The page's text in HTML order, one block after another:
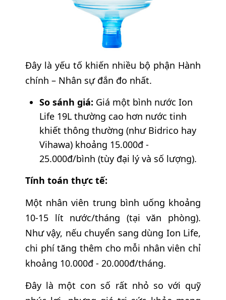
Đây là yếu tố khiến nhiều bộ phận Hành
chính – Nhân sự đắn đo nhất.
So sánh giá: Giá một bình nước Ion
Life 19L thường cao hơn nước tinh
khiết thông thường (như Bidrico hay
Vihawa) khoảng 15.000đ -
25.000đ/bình (tùy đại lý và số lượng).
Tính toán thực tế:
Một nhân viên trung bình uống khoảng
10-15 lít nước/tháng (tại văn phòng).
Như vậy, nếu chuyển sang dùng Ion Life,
chi phí tăng thêm cho mỗi nhân viên chỉ
khoảng 10.000đ - 20.000đ/tháng.
Đây là một con số rất nhỏ so với quỹ